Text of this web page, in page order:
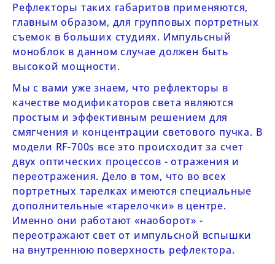
Рефлекторы таких габаритов применяются,
главным образом, для групповых портретных
съемок в больших студиях. Импульсный
моноблок в данном случае должен быть
высокой мощности.
Мы с вами уже знаем, что рефлекторы в
качестве модификаторов света являются
простым и эффективным решением для
смягчения и концентрации светового пучка. В
модели RF-700s все это происходит за счет
двух оптических процессов - отражения и
переотражения. Дело в том, что во всех
портретных тарелках имеются специальные
дополнительные «тарелочки» в центре.
Именно они работают «наоборот» -
переотражают свет от импульсной вспышки
на внутреннюю поверхность рефлектора.